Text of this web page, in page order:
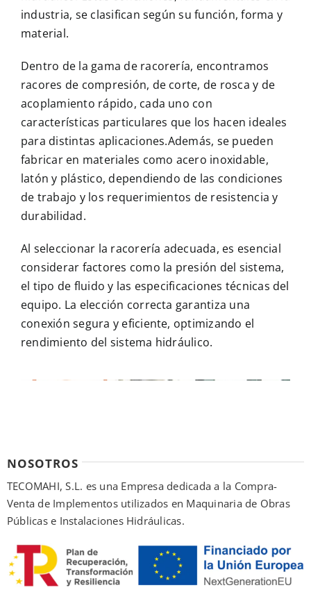
industria, se clasifican según su función, forma y
material.
Dentro de la gama de racorería, encontramos
racores de compresión, de corte, de rosca y de
acoplamiento rápido, cada uno con
características particulares que los hacen ideales
para distintas aplicaciones.Además, se pueden
fabricar en materiales como acero inoxidable,
latón y plástico, dependiendo de las condiciones
de trabajo y los requerimientos de resistencia y
durabilidad.
Al seleccionar la racorería adecuada, es esencial
considerar factores como la presión del sistema,
el tipo de fluido y las especificaciones técnicas del
equipo. La elección correcta garantiza una
conexión segura y eficiente, optimizando el
rendimiento del sistema hidráulico.
NOSOTROS
TECOMAHI, S.L. es una Empresa dedicada a la Compra-
Venta de Implementos utilizados en Maquinaria de Obras
Públicas e Instalaciones Hidráulicas.